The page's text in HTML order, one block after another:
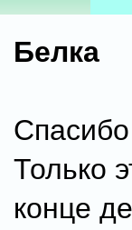
Белка
Только
конце